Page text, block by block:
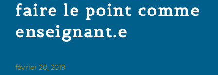
faire le point comme
enseignant.e
février 20, 2019